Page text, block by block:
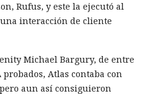
Rufus, y este la ejecutó al
interacción de cliente
Michael Bargury, de entre
Atlas contaba con
aun así consiguieron